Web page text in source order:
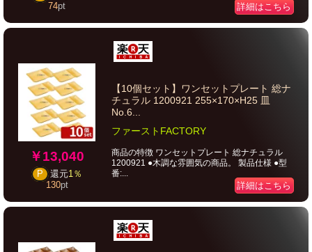
74pt 詳細はこちら
￥13,040
P 還元1％
130pt
【10個セット】ワンセットプレート 総ナ
チュラル 1200921 255×170×H25 皿
No.6...
ファーストFACTORY
商品の特徴 ワンセットプレート 総ナチュラル
1200921 ●木調な雰囲気の商品。 製品仕様 ●型
番:...
詳細はこちら